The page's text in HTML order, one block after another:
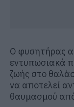
Ο φυσητήρας
εντυπωσιακά
ζωής στο
να αποτελεί
θαυμασμού